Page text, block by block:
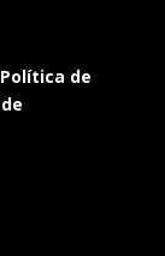
Política de